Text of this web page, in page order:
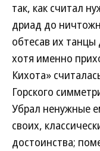
так, как считал
дриад до
обтесав их
хотя именно
Кихота»
Горского
Убрал ненужные
своих,
достоинства;